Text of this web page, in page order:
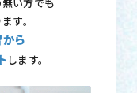
い方でも
す。
ら
します。